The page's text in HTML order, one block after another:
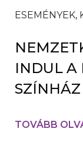
ESEMÉNYEK,
INDUL A
TOVÁBB